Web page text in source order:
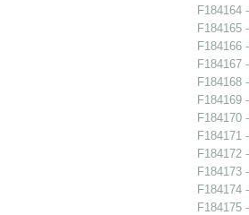
F184164
F184165
F184166
F184167
F184168
F184169
F184170
F184171
F184172
F184173
F184174
F184175